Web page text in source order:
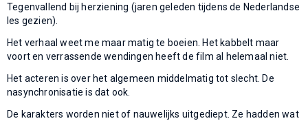
Tegenvallend bij herziening (jaren geleden tijdens de Nederlandse
les gezien).
Het verhaal weet me maar matig te boeien. Het kabbelt maar
voort en verrassende wendingen heeft de film al helemaal niet.
Het acteren is over het algemeen middelmatig tot slecht. De
nasynchronisatie is dat ook.
De karakters worden niet of nauwelijks uitgediept. Ze hadden wat